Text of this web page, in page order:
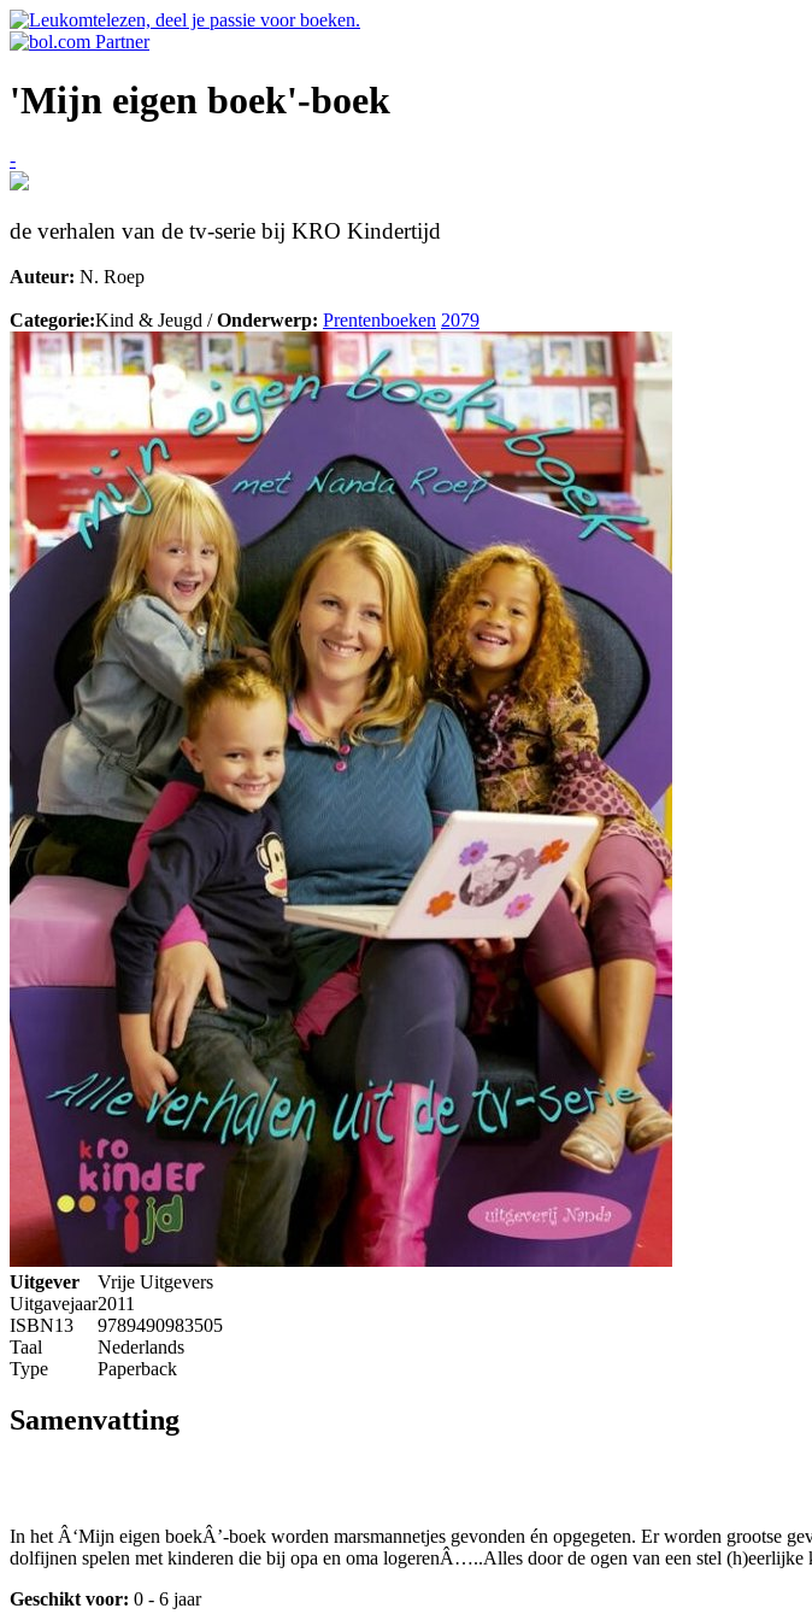
'Mijn eigen boek'-boek
-
de verhalen van de tv-serie bij KRO Kindertijd
Auteur: N. Roep
Categorie:Kind & Jeugd /Onderwerp: Prentenboeken 2079
Uitgever
Vrije Uitgevers
Uitgavejaar2011
ISBN13
9789490983505
Taal
Nederlands
Type
Paperback
Samenvatting
In het Â‘Mijn eigen boekÂ’-boek worden marsmannetjes gevonden én opgegeten. Er worden grootse
dolfijnen spelen met kinderen die bij opa en oma logerenÂ…..Alles door de ogen van een stel (h)eerlijke
Geschikt voor: 0 - 6 jaar